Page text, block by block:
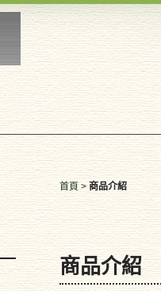
首頁 > 商品介紹
商品介紹